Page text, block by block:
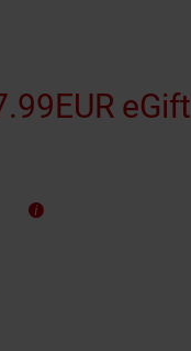
eGift